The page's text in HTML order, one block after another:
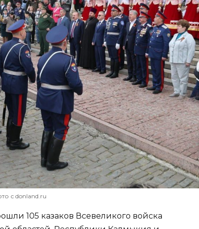
с donland.ru
105 казаков Всевеликого войска